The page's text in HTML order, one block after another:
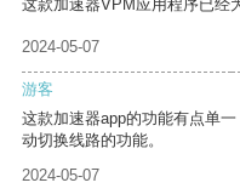
这款加速器VPM应用程序已经
2024-05-07
游客
这款加速器app的功能有点单
动切换线路的功能。
2024-05-07